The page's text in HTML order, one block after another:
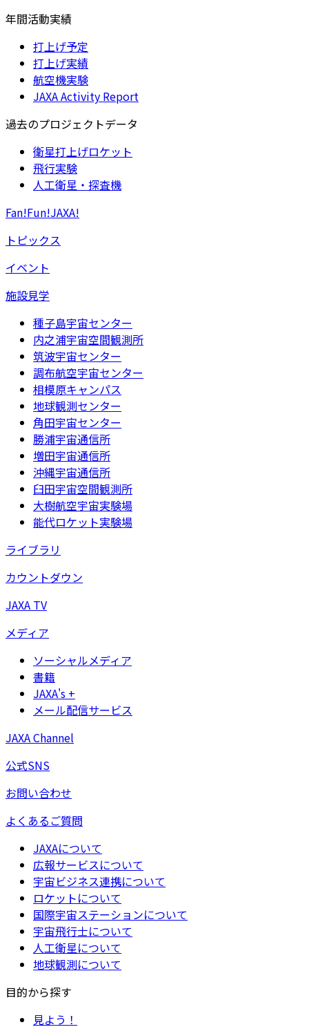
年間活動実績
打上げ予定
打上げ実績
航空機実験
JAXA Activity Report
過去のプロジェクトデータ
衛星打上げロケット
飛行実験
人工衛星・探査機
Fan!Fun!JAXA!
トピックス
イベント
施設見学
種子島宇宙センター
内之浦宇宙空間観測所
筑波宇宙センター
調布航空宇宙センター
相模原キャンパス
地球観測センター
角田宇宙センター
勝浦宇宙通信所
増田宇宙通信所
沖縄宇宙通信所
臼田宇宙空間観測所
大樹航空宇宙実験場
能代ロケット実験場
ライブラリ
カウントダウン
JAXA TV
メディア
ソーシャルメディア
書籍
JAXA's +
メール配信サービス
JAXA Channel
公式SNS
お問い合わせ
よくあるご質問
JAXAについて
広報サービスについて
宇宙ビジネス連携について
ロケットについて
国際宇宙ステーションについて
宇宙飛行士について
人工衛星について
地球観測について
目的から探す
見よう！